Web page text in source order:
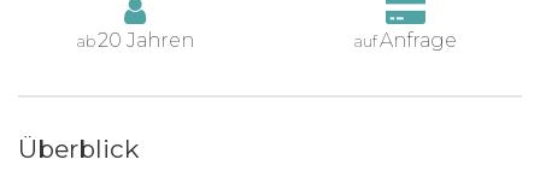
ab20 Jahren aufAnfrage
Überblick